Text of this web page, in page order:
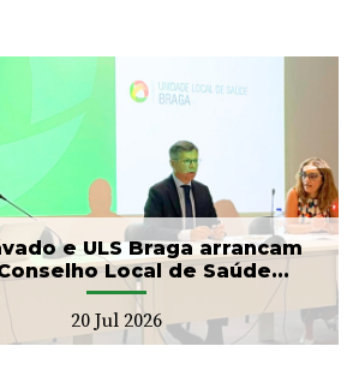
e ULS Braga arrancam
Local de Saúde...
20 Jul 2026
Banco de Sangue recebe
gesto solidário da SIGNA
17 Jul 2026